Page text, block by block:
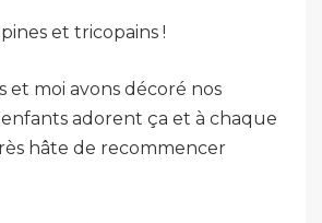
et tricopains !
et moi avons décoré nos
adorent ça et à chaque
hâte de recommencer